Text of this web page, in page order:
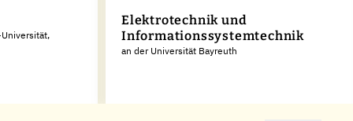
Elektrotechnik und
Informationssystemtechnik
an der Universität Bayreuth